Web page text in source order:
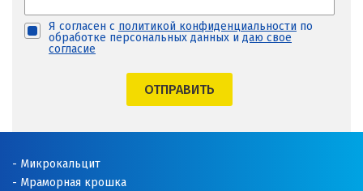
Новоуральск
Новый Уренгой
Ноябрьск
Я согласен с политикой конфиденциальности по
обработке персональных данных и даю свое
согласие
ОТПРАВИТЬ
Микрокальцит
Мраморная крошка